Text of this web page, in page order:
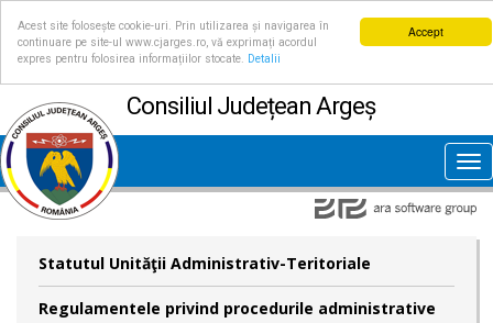
Accept
Acest site folosește cookie-uri. Prin utilizarea și navigarea în
continuare pe site-ul www.cjarges.ro, vă exprimați acordul
expres pentru folosirea informațiilor stocate.
Detalii
Consiliul Județean Argeș
Statutul Unităţii Administrativ-Teritoriale
Regulamentele privind procedurile administrative